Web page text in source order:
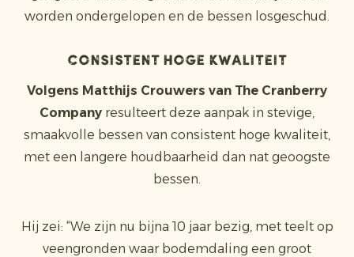
worden ondergelopen en de bessen losgeschud.
Consistent hoge kwaliteit
Volgens Matthijs Crouwers van The Cranberry
Company resulteert deze aanpak in stevige,
smaakvolle bessen van consistent hoge kwaliteit,
met een langere houdbaarheid dan nat geoogste
bessen.
Hij zei: “We zijn nu bijna 10 jaar bezig, met teelt op
veengronden waar bodemdaling een groot